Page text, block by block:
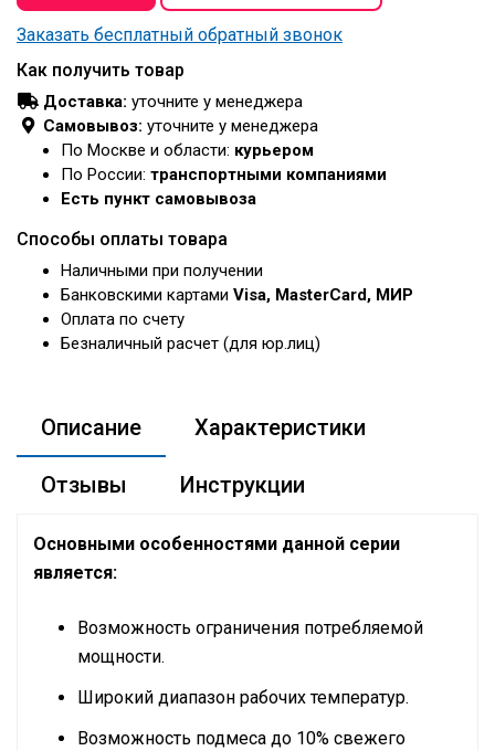
Заказать бесплатный обратный звонок
Как получить товар
Доставка: уточните у менеджера
Самовывоз: уточните у менеджера
По Москве и области: курьером
По России: транспортными компаниями
Есть пункт самовывоза
Способы оплаты товара
Наличными при получении
Банковскими картами Visa, MasterCard, МИР
Оплата по счету
Безналичный расчет (для юр.лиц)
Описание Характеристики
Отзывы Инструкции
Основными особенностями данной серии
является:
Возможность ограничения потребляемой
мощности.
Широкий диапазон рабочих температур.
Возможность подмеса до 10% свежего